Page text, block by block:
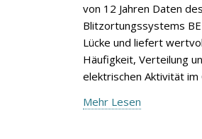
von 12 Jahren Daten
Blitzortungssystems
Lücke und liefert
Häufigkeit, Verteilung
elektrischen Aktivität
Mehr Lesen